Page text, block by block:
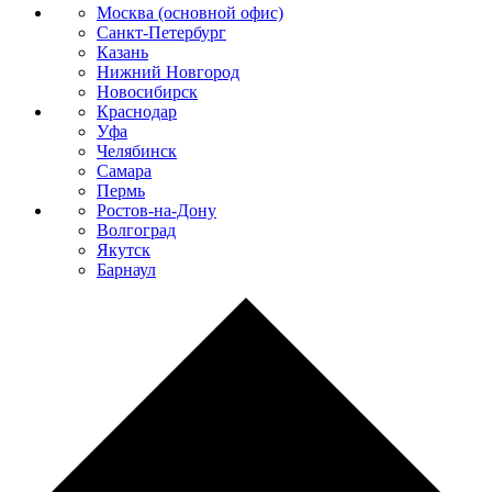
Москва (основной офис)
Санкт-Петербург
Казань
Нижний Новгород
Новосибирск
Краснодар
Уфа
Челябинск
Самара
Пермь
Ростов-на-Дону
Волгоград
Якутск
Барнаул